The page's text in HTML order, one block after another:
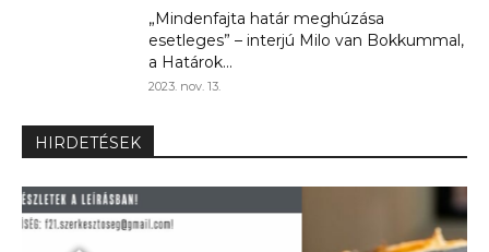
„Mindenfajta határ meghúzása
esetleges” – interjú Milo van Bokkummal,
a Határok...
2023. nov. 13.
HIRDETÉSEK